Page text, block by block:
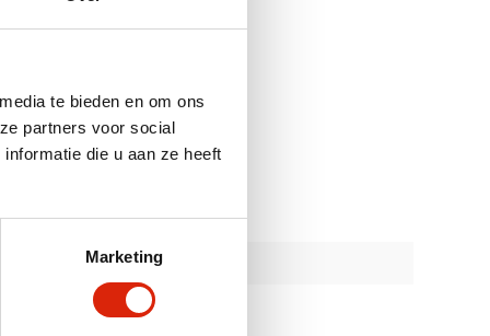
te bieden en om ons
partners voor social
die u aan ze heeft
Marketing